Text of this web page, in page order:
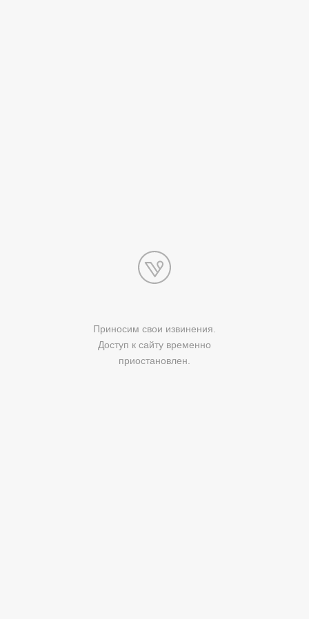
Приносим свои извинения.
Доступ к сайту временно
приостановлен.